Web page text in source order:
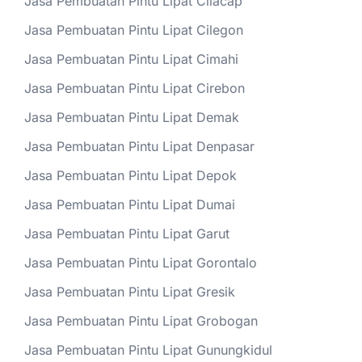
Jasa Pembuatan Pintu Lipat Cilegon
Jasa Pembuatan Pintu Lipat Cimahi
Jasa Pembuatan Pintu Lipat Cirebon
Jasa Pembuatan Pintu Lipat Demak
Jasa Pembuatan Pintu Lipat Denpasar
Jasa Pembuatan Pintu Lipat Depok
Jasa Pembuatan Pintu Lipat Dumai
Jasa Pembuatan Pintu Lipat Garut
Jasa Pembuatan Pintu Lipat Gorontalo
Jasa Pembuatan Pintu Lipat Gresik
Jasa Pembuatan Pintu Lipat Grobogan
Jasa Pembuatan Pintu Lipat Gunungkidul